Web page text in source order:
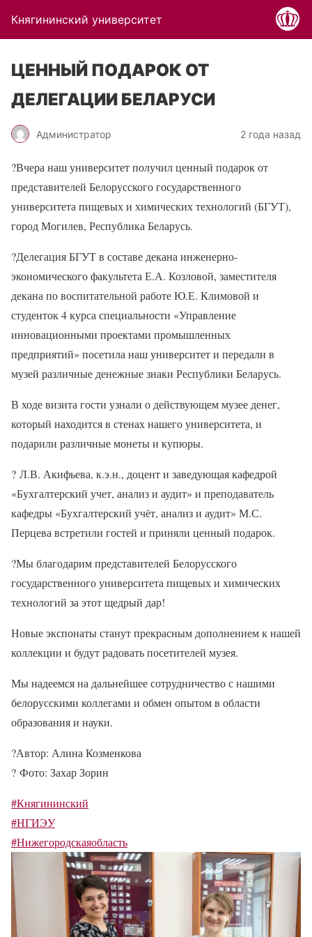
Княгининский университет
ЦЕННЫЙ ПОДАРОК ОТ
ДЕЛЕГАЦИИ БЕЛАРУСИ
Администратор 2 года назад
?Вчера наш университет получил ценный подарок от
представителей Белорусского государственного
университета пищевых и химических технологий (БГУТ),
город Могилев, Республика Беларусь.
?Делегация БГУТ в составе декана инженерно-
экономического факультета Е.А. Козловой, заместителя
декана по воспитательной работе Ю.Е. Климовой и
студенток 4 курса специальности «Управление
инновационными проектами промышленных
предприятий» посетила наш университет и передали в
музей различные денежные знаки Республики Беларусь.
В ходе визита гости узнали о действующем музее денег,
который находится в стенах нашего университета, и
подарили различные монеты и купюры.
? Л.В. Акифьева, к.э.н., доцент и заведующая кафедрой
«Бухгалтерский учет, анализ и аудит» и преподаватель
кафедры «Бухгалтерский учёт, анализ и аудит» М.С.
Перцева встретили гостей и приняли ценный подарок.
?Мы благодарим представителей Белорусского
государственного университета пищевых и химических
технологий за этот щедрый дар!
Новые экспонаты станут прекрасным дополнением к нашей
коллекции и будут радовать посетителей музея.
Мы надеемся на дальнейшее сотрудничество с нашими
белорусскими коллегами и обмен опытом в области
образования и науки.
?Автор: Алина Козменкова
? Фото: Захар Зорин
#Княгининский
#НГИЭУ
#Нижегородскаяобласть